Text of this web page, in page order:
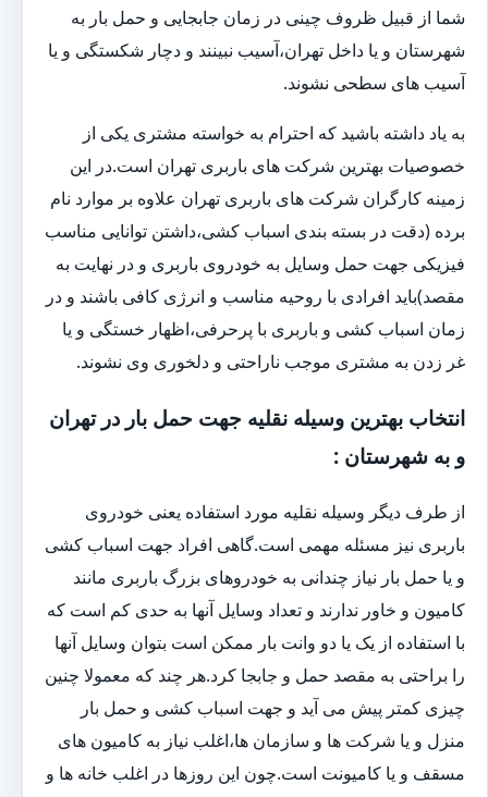
شما از قبیل ظروف چینی در زمان جابجایی و حمل بار به
شهرستان و یا داخل تهران،آسیب نبینند و دچار شکستگی و یا
آسیب های سطحی نشوند.
به یاد داشته باشید که احترام به خواسته مشتری یکی از
خصوصیات بهترین شرکت های باربری تهران است.در این
زمینه کارگران شرکت های باربری تهران علاوه بر موارد نام
برده (دقت در بسته بندی اسباب کشی،داشتن توانایی مناسب
فیزیکی جهت حمل وسایل به خودروی باربری و در نهایت به
مقصد)باید افرادی با روحیه مناسب و انرژی کافی باشند و در
زمان اسباب کشی و باربری با پرحرفی،اظهار خستگی و یا
غر زدن به مشتری موجب ناراحتی و دلخوری وی نشوند.
انتخاب بهترین وسیله نقلیه جهت حمل بار در تهران
و به شهرستان :
از طرف دیگر وسیله نقلیه مورد استفاده یعنی خودروی
باربری نیز مسئله مهمی است.گاهی افراد جهت اسباب کشی
و یا حمل بار نیاز چندانی به خودروهای بزرگ باربری مانند
کامیون و خاور ندارند و تعداد وسایل آنها به حدی کم است که
با استفاده از یک یا دو وانت بار ممکن است بتوان وسایل آنها
را براحتی به مقصد حمل و جابجا کرد.هر چند که معمولا چنین
چیزی کمتر پیش می آید و جهت اسباب کشی و حمل بار
منزل و یا شرکت ها و سازمان ها،اغلب نیاز به کامیون های
مسقف و یا کامیونت است.چون این روزها در اغلب خانه ها و